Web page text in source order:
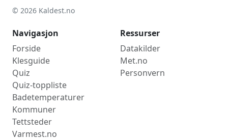
© 2026 Kaldest.no
Navigasjon
Forside
Klesguide
Quiz
Quiz-toppliste
Badetemperaturer
Kommuner
Tettsteder
Varmest.no
Ressurser
Datakilder
Met.no
Personvern